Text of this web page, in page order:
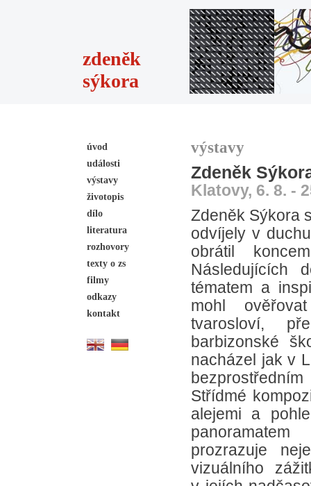
zdeněk
sýkora
úvod
události
výstavy
životopis
dílo
literatura
rozhovory
texty o zs
filmy
odkazy
kontakt
výstavy
Zdeněk
Klatovy, 6. 8. -
Zdeněk Sýkora
odvíjely v
obrátil
Následujících
tématem a
mohl
tvarosloví,
barbizonské
nacházel jak v
Střídmé
alejemi a
prozrazuje
vizuálního